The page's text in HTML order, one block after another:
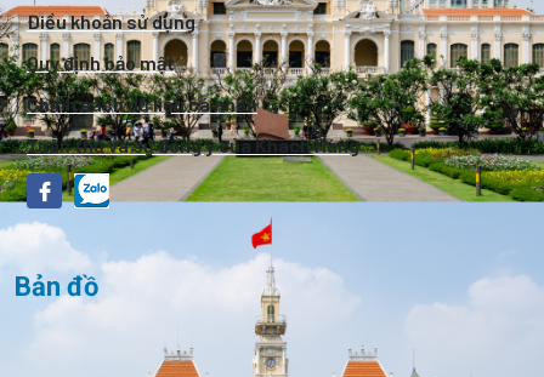
Điều khoản sử dụng
Quy định bảo mật
Chính sách dữ liệu cá nhân
Tuân thủ và sự đồng ý của Khách Hàng
Bản đồ